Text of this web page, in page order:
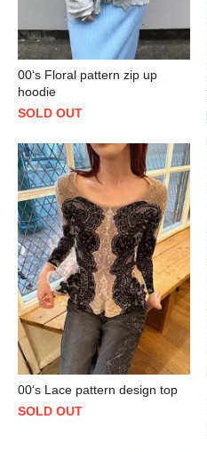
00‘s Floral pattern zip up
hoodie
SOLD OUT
00‘s Lace pattern design top
SOLD OUT